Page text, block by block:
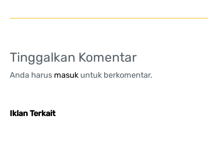
Tinggalkan Komentar
Anda harus masukuntuk berkomentar.
Iklan Terkait